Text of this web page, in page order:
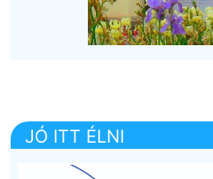
JÓ ITT ÉLNI